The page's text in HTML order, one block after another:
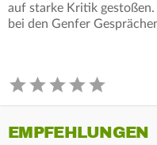
auf starke Kritik
bei den Genfer
EMPFEHLUNGEN